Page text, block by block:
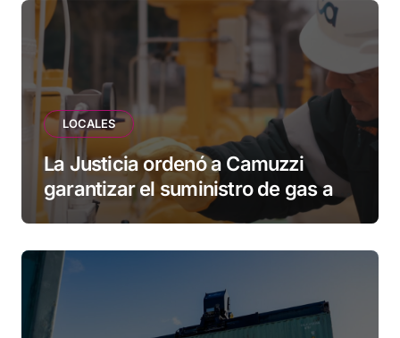
esperando”
LOCALES
La Justicia ordenó a Camuzzi
garantizar el suministro de gas a
una familia de Tolhuin